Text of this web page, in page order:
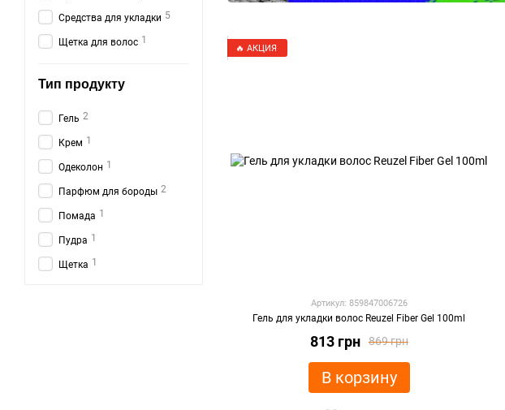
🔥 АКЦИЯ
Артикул: 859847006726
Гель для укладки волос Reuzel Fiber Gel 100ml
869 грн
813 грн
В корзину
Средства для укладки 5
Щетка для волос 1
Тип продукту
Гель 2
Крем 1
Одеколон 1
Парфюм для бороды 2
Помада 1
Пудра 1
Щетка 1